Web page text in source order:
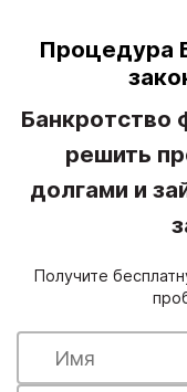
Процедура
Банкротство
решить
долгами и
Получите